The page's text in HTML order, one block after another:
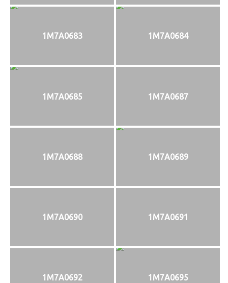
1M7A0683 1M7A0684
1M7A0685 1M7A0687
1M7A0688 1M7A0689
1M7A0690 1M7A0691
1M7A0692 1M7A0695